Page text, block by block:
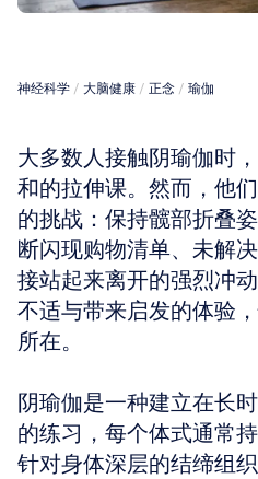
神经科学 / 大脑健康 / 正念 / 瑜伽
大多数人接触阴瑜伽时
和的拉伸课。然而，他
的挑战：保持髋部折叠
断闪现购物清单、未解
接站起来离开的强烈冲
不适与带来启发的体验
所在。
阴瑜伽是一种建立在长
的练习，每个体式通常
针对身体深层的结缔组